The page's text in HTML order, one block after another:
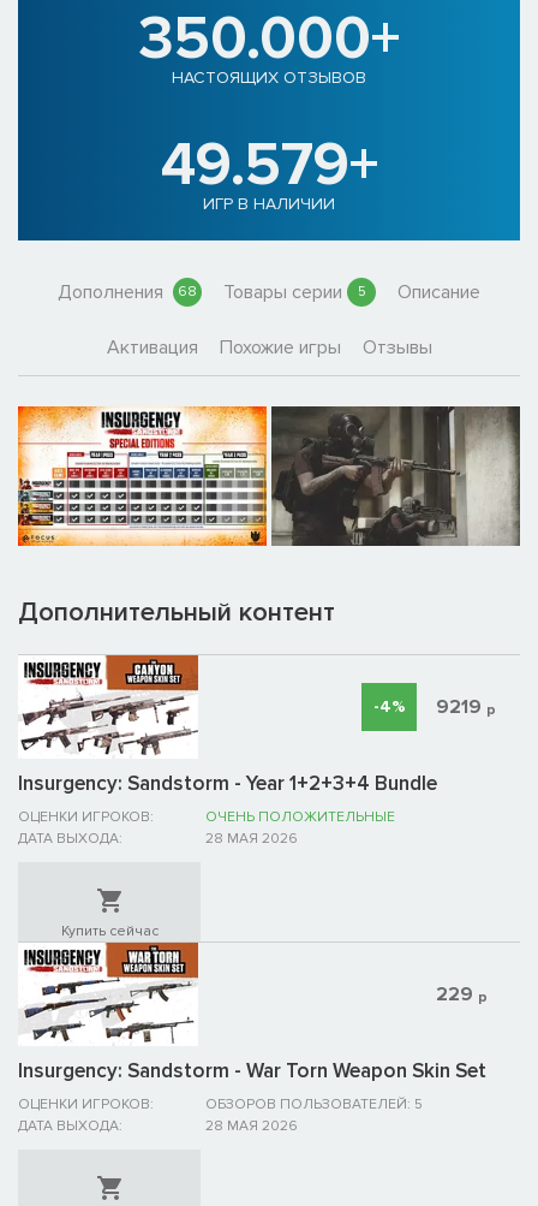
350.000+
НАСТОЯЩИХ ОТЗЫВОВ
49.579+
ИГР В НАЛИЧИИ
Дополнения 68 Товары серии 5 Описание
Активация Похожие игры Отзывы
Дополнительный контент
Insurgency: Sandstorm - Year 1+2+3+4 Bundle
ОЦЕНКИ ИГРОКОВ:
ОЧЕНЬ ПОЛОЖИТЕЛЬНЫЕ
ДАТА ВЫХОДА:
28 МАЯ 2026
-4% 9219 р
Купить сейчас
Insurgency: Sandstorm - War Torn Weapon Skin Set
ОЦЕНКИ ИГРОКОВ:
ОБЗОРОВ ПОЛЬЗОВАТЕЛЕЙ: 5
ДАТА ВЫХОДА:
28 МАЯ 2026
229 р